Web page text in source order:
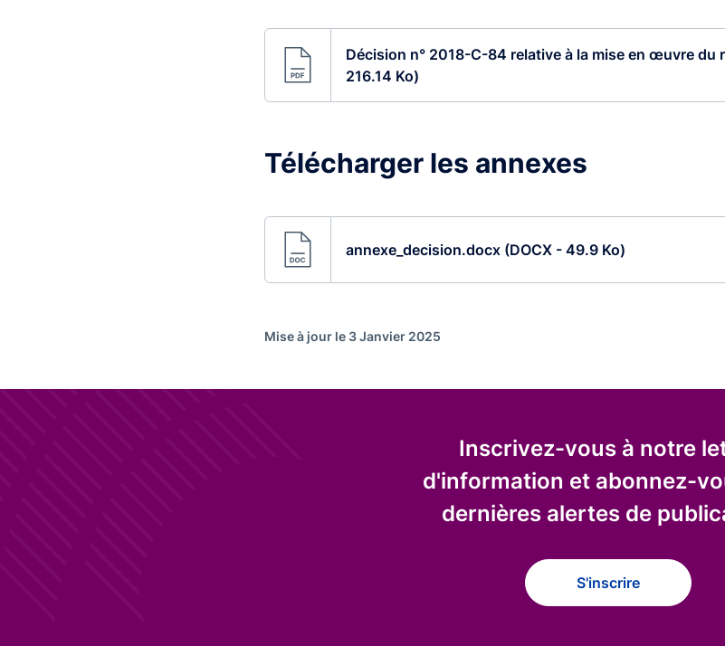
Décision n° 2018-C-84 relative à la mise en œuvre du
216.14 Ko)
Télécharger les annexes
annexe_decision.docx (DOCX - 49.9 Ko)
Mise à jour le 3 Janvier 2025
Inscrivez-vous à notre
d'information et abonnez-
dernières alertes de
S'inscrire